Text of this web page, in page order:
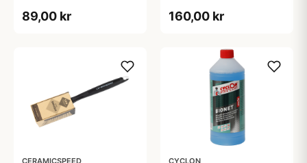
89,00 kr 160,00 kr
CERAMICSPEED CYCLON